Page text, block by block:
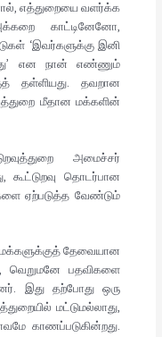
எத்துறையை வளர்க்க
காட்டினேனோ,
‘இவர்களுக்கு இனி
என நான் எண்ணும்
தள்ளியது. தவறான
மீதான மக்களின்
அமைச்சர்
கூட்டுறவு தொடர்பான
ஏற்படுத்த வேண்டும்
மக்களுக்குத் தேவையான
வெறுமனே பதவிகளை
இது தற்போது ஒரு
மட்டுமல்லாது,
காணப்படுகின்றது.